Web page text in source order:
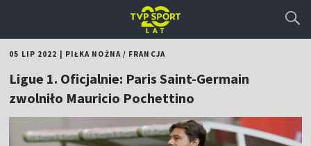
05 LIP 2022 PIŁKA NOŻNA/ FRANCJA
Ligue 1. Oficjalnie: Paris Saint-Germain
zwolniło Mauricio Pochettino